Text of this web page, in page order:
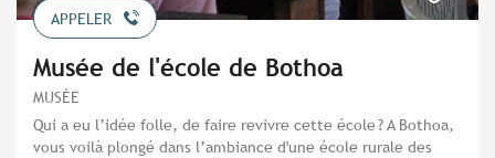
APPELER
Musée de l'école de Bothoa
MUSÉE
Qui a eu l’idée folle, de faire revivre cette école ? A Bothoa,
vous voilà plongé dans l’ambiance d'une école rurale des